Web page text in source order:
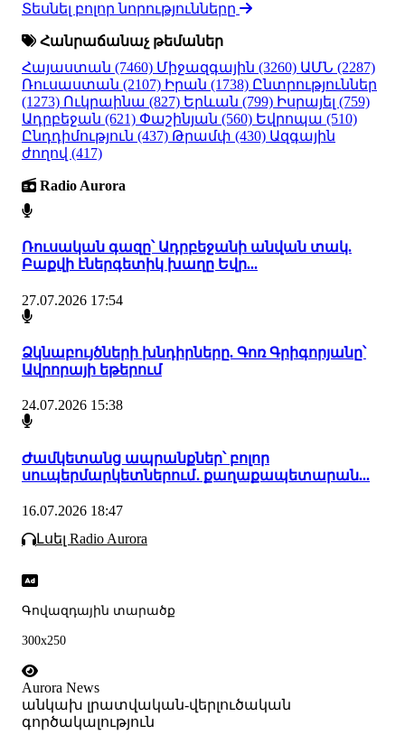
Տեսնել բոլոր նորությունները
Հանրաճանաչ թեմաներ
Հայաստան (7460) Միջազգային (3260) ԱՄՆ (2287)
Ռուսաստան (2107) Իրան (1738) Ընտրություններ
(1273) Ուկրաինա (827) Երևան (799) Իսրայել (759)
Ադրբեջան (621) Փաշինյան (560) Եվրոպա (510)
Ընդդիմություն (437) Թրամփ (430) Ազգային
ժողով (417)
Radio Aurora
Ռուսական գազը՝ Ադրբեջանի անվան տակ.
Բաքվի էներգետիկ խաղը Եվր...
27.07.2026 17:54
Ձկնաբույծների խնդիրները. Գոռ Գրիգորյանը՝
Ավրորայի եթերում
24.07.2026 15:38
Ժամկետանց ապրանքներ՝ բոլոր
սուպերմարկետներում․ քաղաքապետարան...
16.07.2026 18:47
Լսել Radio Aurora
Գովազդային տարածք
300x250
Aurora News
անկախ լրատվական-վերլուծական
գործակալություն